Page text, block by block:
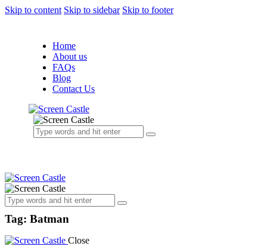
Skip to content Skip to sidebar Skip to footer
Home
About us
FAQs
Blog
Contact Us
Tag: Batman
Close